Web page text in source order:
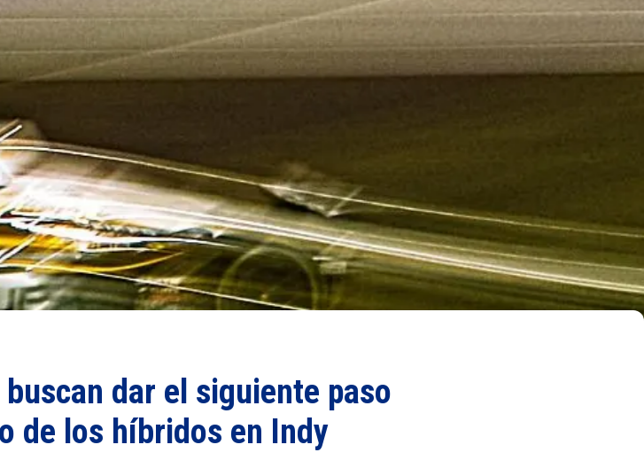
dar el siguiente paso
de los híbridos en Indy